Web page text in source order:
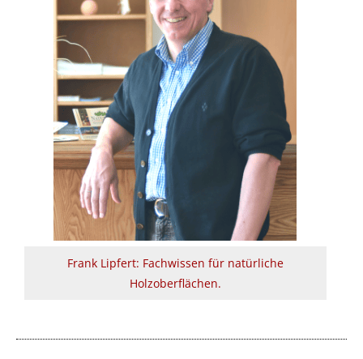
Frank Lipfert: Fachwissen für natürliche
Holzoberflächen.